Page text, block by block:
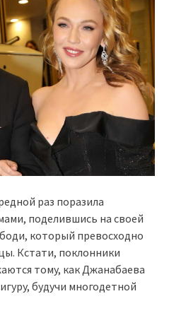
раз поразила
поделившись на своей
который превосходно
Кстати, поклонники
тому, как Джанабаева
будучи многодетной